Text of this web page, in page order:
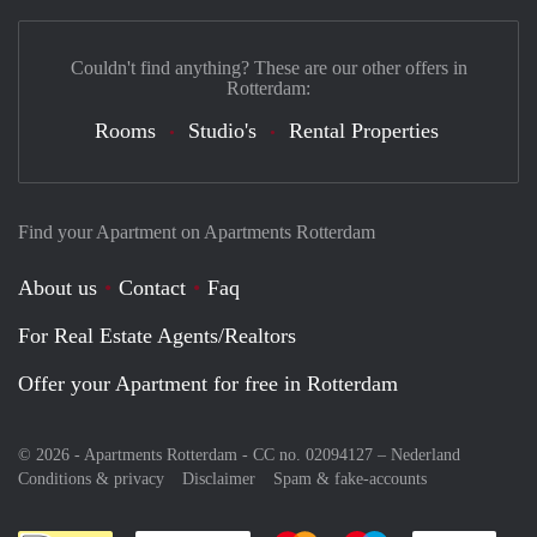
Find your Apartment on Apartments Rotterdam
About us Contact
Faq
For Real Estate Agents/Realtors
Offer your Apartment for free in Rotterdam
© 2026 - Apartments Rotterdam - CC no. 02094127 – Nederland
Conditions & privacy
Disclaimer Spam & fake-accounts
Couldn't find anything? These are our other offers in
Rotterdam:
Rooms Studio's Rental Properties